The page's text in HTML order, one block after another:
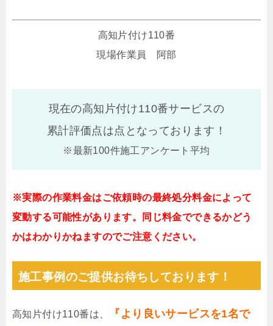
高知片付け110番
現場作業員 阿部
現在の高知片付け110番サービスの
累計評価点は点となっております！
※最新100件施工アンケート平均
※実際の作業料金はご依頼時の最終処分料金によって
変動する可能性があります。同じ料金でできるかどう
かはわかりかねますのでご注意ください。
施工事例のご提供お待ちしております！
高知片付け110番は、
『より良いサービスを1名で